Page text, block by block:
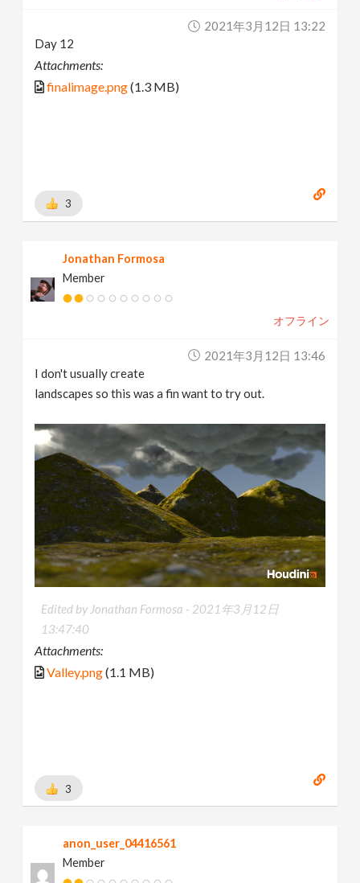
2021年3月12日 13:22
Day 12
Attachments:
finalimage.png(1.3 MB)
3
Jonathan Formosa
Member
オフライン
2021年3月12日 13:46
I don't usually create
landscapes so this was a fin want to try out.
Edited by Jonathan Formosa - 2021年3月12日
13:47:40
Attachments:
Valley.png(1.1 MB)
3
anon_user_04416561
Member